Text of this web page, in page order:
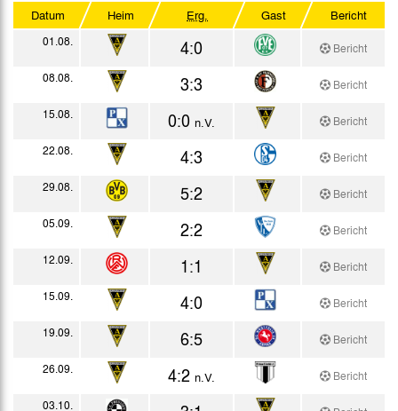
Westdeutscher Pokal
Datum Heim Erg. Gast Bericht
01.08. 4:0
Bericht
08.08.
3:3
Bericht
15.08.
0:0 n.V.
Bericht
22.08.
4:3
Bericht
29.08.
5:2
Bericht
05.09.
2:2
Bericht
12.09.
1:1
Bericht
15.09.
4:0
Bericht
19.09.
6:5
Bericht
26.09.
4:2 n.V.
Bericht
03.10.